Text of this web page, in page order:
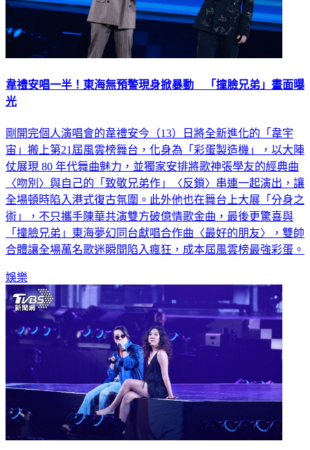
韋禮安唱一半！東海無預警現身掀暴動 「撞臉兄弟」畫面曝
光
剛開完個人演唱會的韋禮安今（13）日將全新進化的「韋宇
宙」搬上第21屆風雲榜舞台，化身為「彩蛋製造機」，以大陣
仗展現 80 年代舞曲魅力，並獨家安排將歌神張學友的經典曲
〈吻別〉與自己的「致敬兄弟作」〈反鎖〉串連一起演出，讓
全場頓時陷入港式復古氛圍。此外他也在舞台上大展「分身之
術」，不只攜手陳華共演雙方破億情歌金曲，最後更驚喜與
「撞臉兄弟」東海夢幻同台獻唱合作曲〈最好的朋友〉，雙帥
合體讓全場萬名歌迷瞬間陷入瘋狂，成本屆風雲榜最強彩蛋。
娛樂